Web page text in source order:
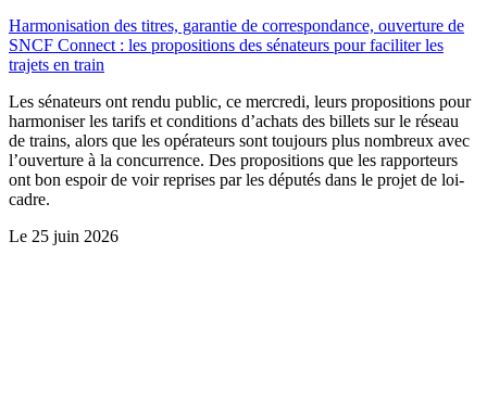
Harmonisation des titres, garantie de correspondance, ouverture de
SNCF Connect : les propositions des sénateurs pour faciliter les
trajets en train
Les sénateurs ont rendu public, ce mercredi, leurs propositions pour
harmoniser les tarifs et conditions d’achats des billets sur le réseau
de trains, alors que les opérateurs sont toujours plus nombreux avec
l’ouverture à la concurrence. Des propositions que les rapporteurs
ont bon espoir de voir reprises par les députés dans le projet de loi-
cadre.
Le 25 juin 2026